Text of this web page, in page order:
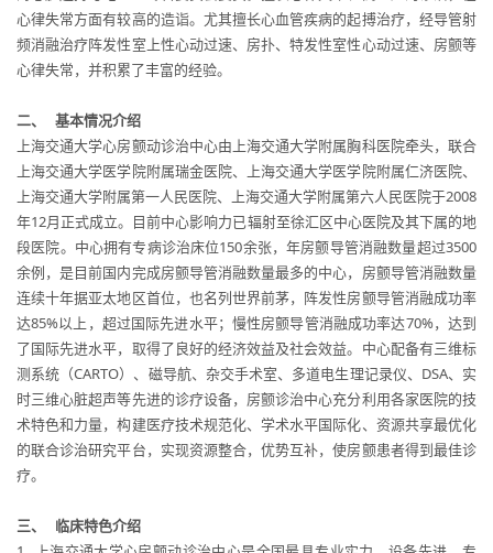
心律失常方面有较高的造诣。尤其擅长心血管疾病的起搏治疗，经导管射
频消融治疗阵发性室上性心动过速、房扑、特发性室性心动过速、房颤等
心律失常，并积累了丰富的经验。
二、 基本情况介绍
上海交通大学心房颤动诊治中心由上海交通大学附属胸科医院牵头，联合
上海交通大学医学院附属瑞金医院、上海交通大学医学院附属仁济医院、
上海交通大学附属第一人民医院、上海交通大学附属第六人民医院于2008
年12月正式成立。目前中心影响力已辐射至徐汇区中心医院及其下属的地
段医院。中心拥有专病诊治床位150余张，年房颤导管消融数量超过3500
余例，是目前国内完成房颤导管消融数量最多的中心，房颤导管消融数量
连续十年据亚太地区首位，也名列世界前茅，阵发性房颤导管消融成功率
达85%以上，超过国际先进水平；慢性房颤导管消融成功率达70%，达到
了国际先进水平，取得了良好的经济效益及社会效益。中心配备有三维标
测系统（CARTO）、磁导航、杂交手术室、多道电生理记录仪、DSA、实
时三维心脏超声等先进的诊疗设备，房颤诊治中心充分利用各家医院的技
术特色和力量，构建医疗技术规范化、学术水平国际化、资源共享最优化
的联合诊治研究平台，实现资源整合，优势互补，使房颤患者得到最佳诊
疗。
三、 临床特色介绍